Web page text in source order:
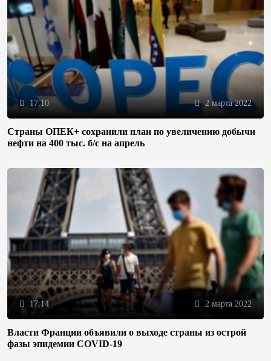
17:10 2 марта 2022
Страны ОПЕК+ сохранили план по увеличению добычи
нефти на 400 тыс. б/с на апрель
17:14 2 марта 2022
Власти Франции объявили о выходе страны из острой
фазы эпидемии COVID-19